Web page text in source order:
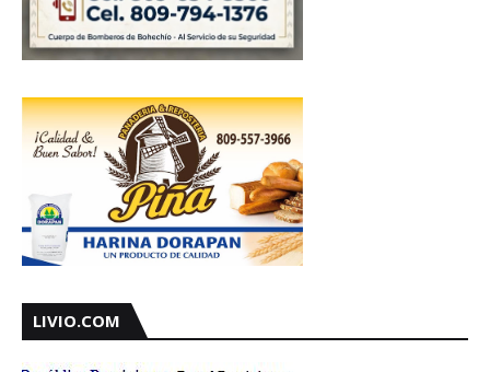
LIVIO.COM